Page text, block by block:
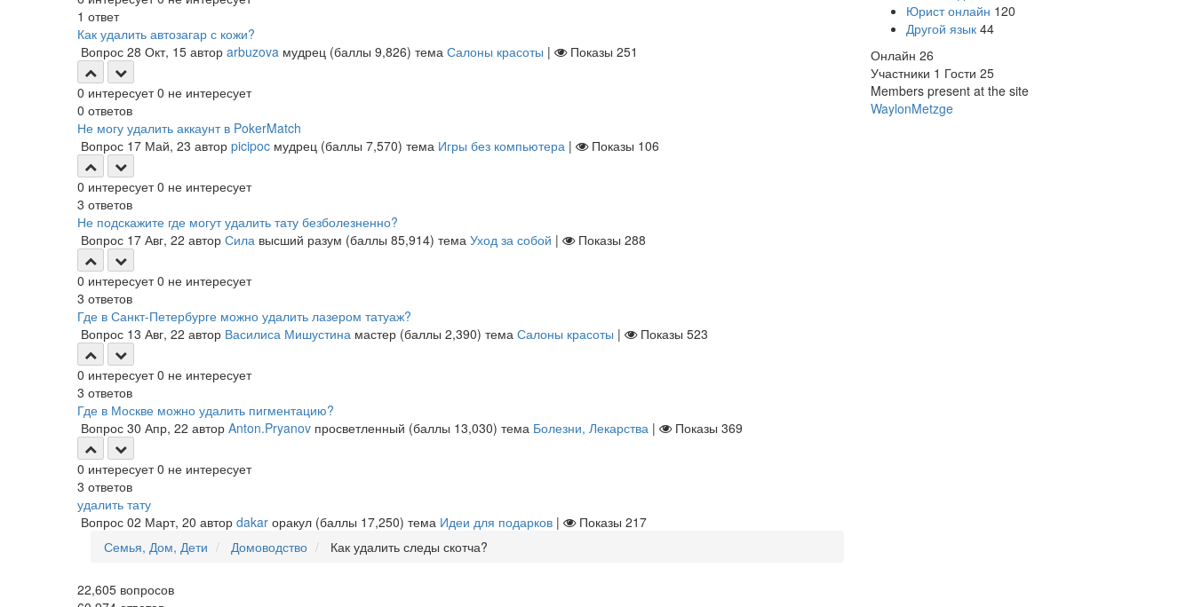
1 ответ
Как удалить автозагар с кожи?
Вопрос 28 Окт, 15 автор arbuzova мудрец (баллы 9,826) тема Салоны красоты | Показы 251
0 интересует 0 не интересует
0 ответов
Не могу удалить аккаунт в PokerMatch
Вопрос 17 Май, 23 автор picipoc мудрец (баллы 7,570) тема Игры без компьютера | Показы 106
0 интересует 0 не интересует
3 ответов
Не подскажите где могут удалить тату безболезненно?
Вопрос 17 Авг, 22 автор Сила высший разум (баллы 85,914) тема Уход за собой | Показы 288
0 интересует 0 не интересует
3 ответов
Где в Санкт-Петербурге можно удалить лазером татуаж?
Вопрос 13 Авг, 22 автор Василиса Мишустина мастер (баллы 2,390) тема Салоны красоты | Показы 523
0 интересует 0 не интересует
3 ответов
Где в Москве можно удалить пигментацию?
Вопрос 30 Апр, 22 автор Anton.Pryanov просветленный (баллы 13,030) тема Болезни, Лекарства | Показы 369
0 интересует 0 не интересует
3 ответов
удалить тату
Вопрос 02 Март, 20 автор dakar оракул (баллы 17,250) тема Идеи для подарков | Показы 217
Семья, Дом, Дети
Домоводство Как удалить следы скотча?
Юрист онлайн 120
Другой язык 44
Онлайн 26
Участники 1 Гости 25
Members present at the site
WaylonMetzge
22,605 вопросов